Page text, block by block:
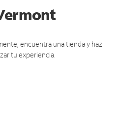
encuentra una tienda y haz
tu experiencia.